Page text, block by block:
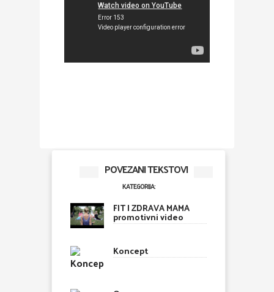
POVEZANI TEKSTOVI
KATEGORIJA:
FIT I ZDRAVA MAMA
promotivni video
Koncept